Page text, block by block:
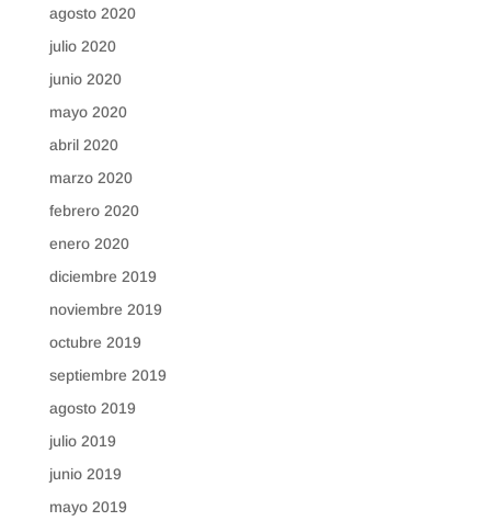
agosto 2020
julio 2020
junio 2020
mayo 2020
abril 2020
marzo 2020
febrero 2020
enero 2020
diciembre 2019
noviembre 2019
octubre 2019
septiembre 2019
agosto 2019
julio 2019
junio 2019
mayo 2019